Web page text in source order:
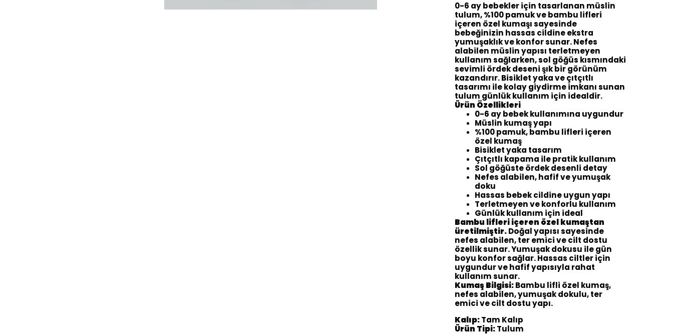
0-6 ay bebekler için tasarlanan müslin
tulum, %100 pamuk ve bambu lifleri
içeren özel kumaşı sayesinde
bebeğinizin hassas cildine ekstra
yumuşaklık ve konfor sunar. Nefes
alabilen müslin yapısı terletmeyen
kullanım sağlarken, sol göğüs kısmındaki
sevimli ördek deseni şık bir görünüm
kazandırır. Bisiklet yaka ve çıtçıtlı
tasarımı ile kolay giydirme imkanı sunan
tulum günlük kullanım için idealdir.
Ürün Özellikleri
0-6 ay bebek kullanımına uygundur
Müslin kumaş yapı
%100 pamuk, bambu lifleri içeren
özel kumaş
Bisiklet yaka tasarım
Çıtçıtlı kapama ile pratik kullanım
Sol göğüste ördek desenli detay
Nefes alabilen, hafif ve yumuşak
doku
Hassas bebek cildine uygun yapı
Terletmeyen ve konforlu kullanım
Günlük kullanım için ideal
Bambu lifleri içeren özel kumaştan
üretilmiştir.Doğal yapısı sayesinde
nefes alabilen, ter emici ve cilt dostu
özellik sunar. Yumuşak dokusu ile gün
boyu konfor sağlar. Hassas ciltler için
uygundur ve hafif yapısıyla rahat
kullanım sunar.
Kumaş Bilgisi:Bambu lifli özel kumaş,
nefes alabilen, yumuşak dokulu, ter
emici ve cilt dostu yapı.
Kalıp:Tam Kalıp
Ürün Tipi:Tulum